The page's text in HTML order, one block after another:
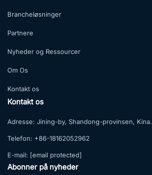
Brancheløsninger
Partnere
Nyheder og Ressourcer
Om Os
Kontakt os
Kontakt os
Adresse: Jining-by, Shandong-provinsen, Kina.
Telefon: +86-18162052962
E-mail: [email protected]
Abonner på nyheder